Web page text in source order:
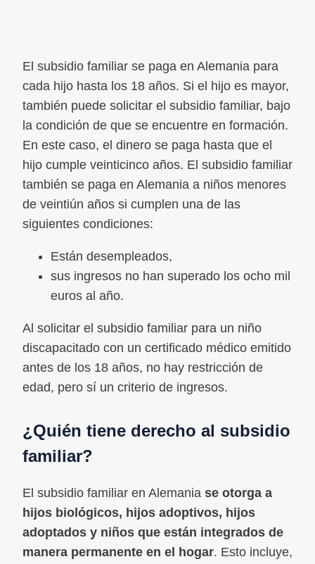
El subsidio familiar se paga en Alemania para
cada hijo hasta los 18 años. Si el hijo es mayor,
también puede solicitar el subsidio familiar, bajo
la condición de que se encuentre en formación.
En este caso, el dinero se paga hasta que el
hijo cumple veinticinco años. El subsidio familiar
también se paga en Alemania a niños menores
de veintiún años si cumplen una de las
siguientes condiciones:
Están desempleados,
sus ingresos no han superado los ocho mil
euros al año.
Al solicitar el subsidio familiar para un niño
discapacitado con un certificado médico emitido
antes de los 18 años, no hay restricción de
edad, pero sí un criterio de ingresos.
¿Quién tiene derecho al subsidio
familiar?
El subsidio familiar en Alemania se otorga a
hijos biológicos, hijos adoptivos, hijos
adoptados y niños que están integrados de
manera permanente en el hogar. Esto incluye,